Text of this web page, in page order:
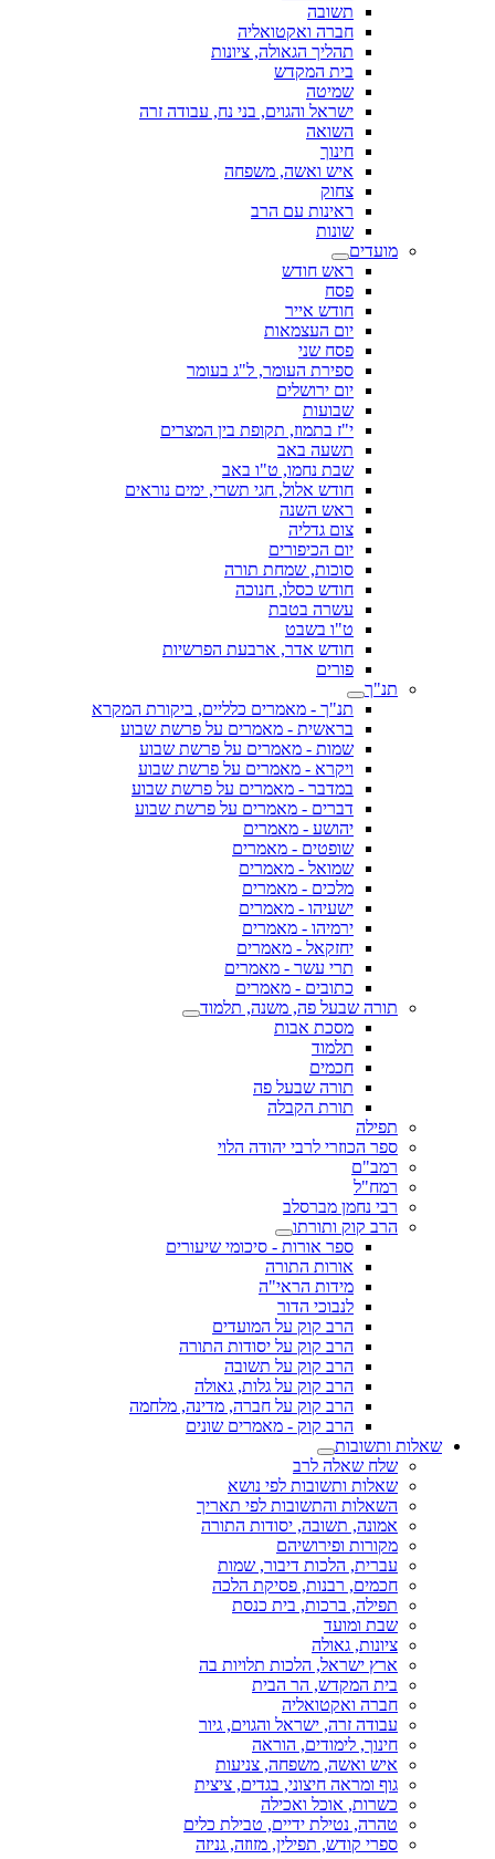
תשובה
חברה ואקטואליה
תהליך הגאולה, ציונות
בית המקדש
שמיטה
ישראל והגוים, בני נח, עבודה זרה
השואה
חינוך
איש ואשה, משפחה
צחוק
ראינות עם הרב
שונות
מועדים
ראש חודש
פסח
חודש אייר
יום העצמאות
פסח שני
ספירת העומר, ל"ג בעומר
יום ירושלים
שבועות
י"ז בתמוז, תקופת בין המצרים
תשעה באב
שבת נחמו, ט"ו באב
חודש אלול, חגי תשרי, ימים נוראים
ראש השנה
צום גדליה
יום הכיפורים
סוכות, שמחת תורה
חודש כסלו, חנוכה
עשרה בטבת
ט"ו בשבט
חודש אדר, ארבעת הפרשיות
פורים
תנ"ך
תנ"ך - מאמרים כלליים, ביקורת המקרא
בראשית - מאמרים על פרשת שבוע
שמות - מאמרים על פרשת שבוע
ויקרא - מאמרים על פרשת שבוע
במדבר - מאמרים על פרשת שבוע
דברים - מאמרים על פרשת שבוע
יהושע - מאמרים
שופטים - מאמרים
שמואל - מאמרים
מלכים - מאמרים
ישעיהו - מאמרים
ירמיהו - מאמרים
יחזקאל - מאמרים
תרי עשר - מאמרים
כתובים - מאמרים
תורה שבעל פה, משנה, תלמוד
מסכת אבות
תלמוד
חכמים
תורה שבעל פה
תורת הקבלה
תפילה
ספר הכוזרי לרבי יהודה הלוי
רמב"ם
רמח"ל
רבי נחמן מברסלב
הרב קוק ותורתו
ספר אורות - סיכומי שיעורים
אורות התורה
מידות הראי"ה
לנבוכי הדור
הרב קוק על המועדים
הרב קוק על יסודות התורה
הרב קוק על תשובה
הרב קוק על גלות, גאולה
הרב קוק על חברה, מדינה, מלחמה
הרב קוק - מאמרים שונים
שאלות ותשובות
שלח שאלה לרב
שאלות ותשובות לפי נושא
השאלות והתשובות לפי תאריך
אמונה, תשובה, יסודות התורה
מקורות ופירושיהם
עברית, הלכות דיבור, שמות
חכמים, רבנות, פסיקת הלכה
תפילה, ברכות, בית כנסת
שבת ומועד
ציונות, גאולה
ארץ ישראל, הלכות תלויות בה
בית המקדש, הר הבית
חברה ואקטואליה
עבודה זרה, ישראל והגוים, גיור
חינוך, לימודים, הוראה
איש ואשה, משפחה, צניעות
גוף ומראה חיצוני, בגדים, ציצית
כשרות, אוכל ואכילה
טהרה, נטילת ידיים, טבילת כלים
ספרי קודש, תפילין, מזוזה, גניזה